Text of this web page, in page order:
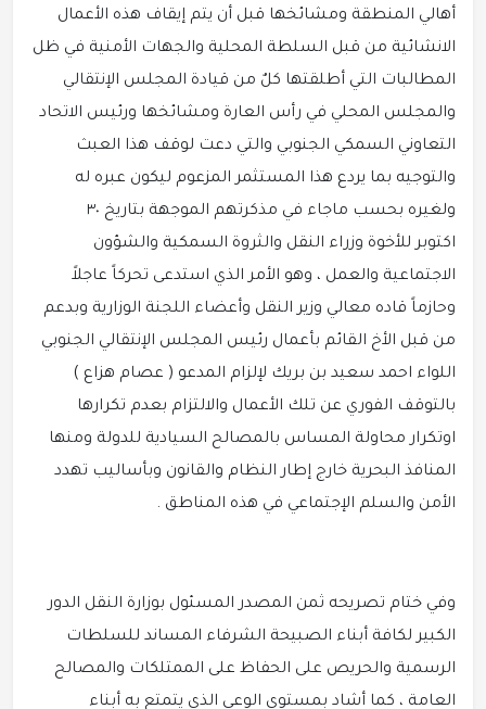
أهالي المنطقة ومشائخها قبل أن يتم إيقاف هذه الأعمال
الانشائية من قبل السلطة المحلية والجهات الأمنية في ظل
المطالبات التي أطلقتها كلٌ من قيادة المجلس الإنتقالي
والمجلس المحلي في رأس العارة ومشائخها ورئيس الاتحاد
التعاوني السمكي الجنوبي والتي دعت لوقف هذا العبث
والتوجيه بما يردع هذا المستثمر المزعوم ليكون عبره له
ولغيره بحسب ماجاء في مذكرتهم الموجهة بتاريخ ٣٠
اكتوبر للأخوة وزراء النقل والثروة السمكية والشؤون
الاجتماعية والعمل ، وهو الأمر الذي استدعى تحركاً عاجلاً
وحازماً قاده معالي وزير النقل وأعضاء اللجنة الوزارية وبدعم
من قبل الأخ القائم بأعمال رئيس المجلس الإنتقالي الجنوبي
اللواء احمد سعيد بن بريك لإلزام المدعو ( عصام هزاع )
بالتوقف الفوري عن تلك الأعمال والالتزام بعدم تكرارها
اوتكرار محاولة المساس بالمصالح السيادية للدولة ومنها
المنافذ البحرية خارج إطار النظام والقانون وبأساليب تهدد
الأمن والسلم الإجتماعي في هذه المناطق .
وفي ختام تصريحه ثمن المصدر المسئول بوزارة النقل الدور
الكبير لكافة أبناء الصبيحة الشرفاء المساند للسلطات
الرسمية والحريص على الحفاظ على الممتلكات والمصالح
العامة ، كما أشاد بمستوى الوعي الذي يتمتع به أبناء